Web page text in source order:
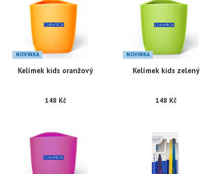
NOVINKA
Kelímek kids oranžový
148 Kč
NOVINKA
Kelímek kids zelený
148 Kč